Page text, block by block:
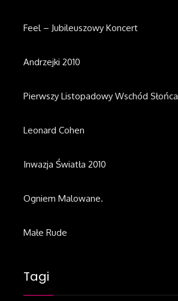
Feel – Jubileuszowy Koncert
Andrzejki 2010
Pierwszy Listopadowy Wschód Słońca
Leonard Cohen
Inwazja Światła 2010
Ogniem Malowane.
Małe Rude
Tagi